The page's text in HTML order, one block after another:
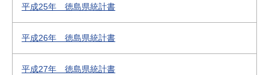
平成25年 徳島県統計書
平成26年 徳島県統計書
平成27年 徳島県統計書